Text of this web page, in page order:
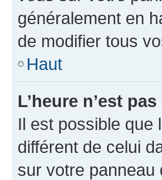
généralement en
de modifier tous
Haut
L’heure n’est
Il est possible que
différent de celui
sur votre panneau